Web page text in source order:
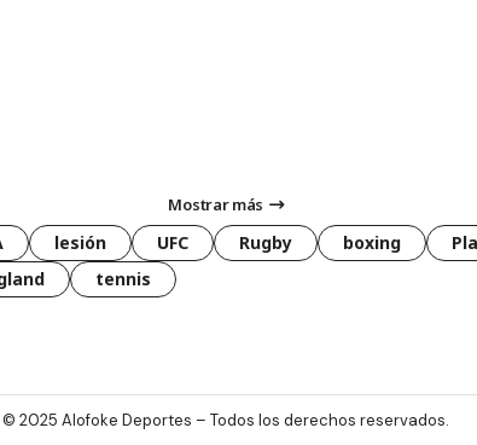
Mostrar más
lesión UFC Rugby boxing
tennis
© 2025 Alofoke Deportes – Todos los derechos reservados.